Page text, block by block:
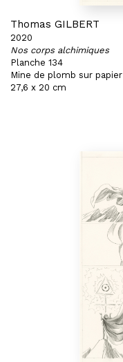
Thomas GILBERT
2020
Nos corps alchimiques
Planche 134
Mine de plomb sur papier
27,6 x 20 cm